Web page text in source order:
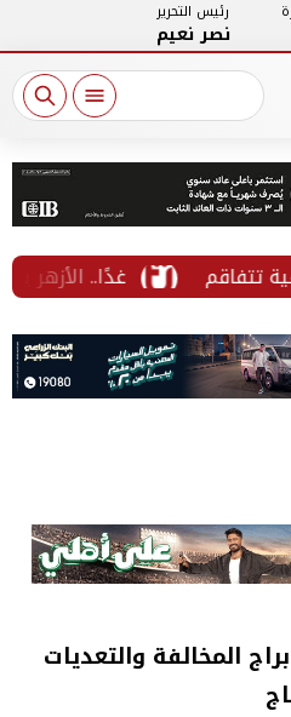
رئيس التحرير
نصر نعيم
غدًا.. الأزهر يعلن نتيجة
المخالفة والتعديات